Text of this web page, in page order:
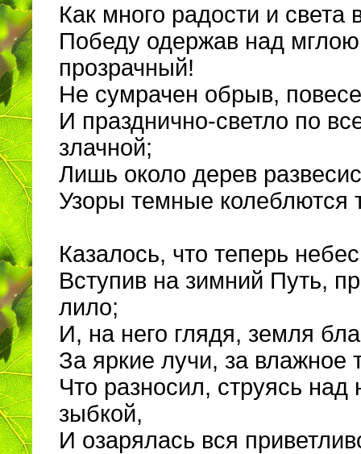
Как много радости и света
Победу одержав над
прозрачный!
Не сумрачен обрыв,
И празднично-светло по
злачной;
Лишь около дерев
Узоры темные колеблются
Казалось, что теперь
Вступив на зимний Путь,
лило;
И, на него глядя, земля
За яркие лучи, за влажное
Что разносил, струясь над
зыбкой,
И озарялась вся